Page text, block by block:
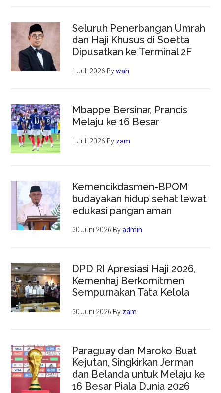
Seluruh Penerbangan Umrah
dan Haji Khusus di Soetta
Dipusatkan ke Terminal 2F
1 Juli 2026 Bywah
Mbappe Bersinar, Prancis
Melaju ke 16 Besar
1 Juli 2026 By zam
Kemendikdasmen-BPOM
budayakan hidup sehat lewat
edukasi pangan aman
30 Juni 2026 Byadmin
DPD RI Apresiasi Haji 2026,
Kemenhaj Berkomitmen
Sempurnakan Tata Kelola
30 Juni 2026 By zam
Paraguay dan Maroko Buat
Kejutan, Singkirkan Jerman
dan Belanda untuk Melaju ke
16 Besar Piala Dunia 2026